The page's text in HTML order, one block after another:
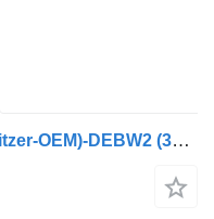
Turbokompresors jauns (Schwitzer-OEM)-DEBW2 (319141 Schwitzer-OE 12749880001 turbocompressor voor Sisu